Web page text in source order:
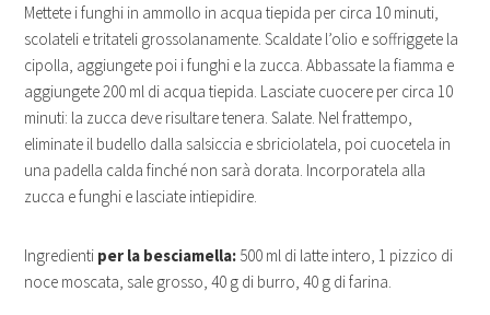
Mettete i funghi in ammollo in acqua tiepida per circa 10 minuti,
scolateli e tritateli grossolanamente. Scaldate l’olio e soffriggete la
cipolla, aggiungete poi i funghi e la zucca. Abbassate la fiamma e
aggiungete 200 ml di acqua tiepida. Lasciate cuocere per circa 10
minuti: la zucca deve risultare tenera. Salate. Nel frattempo,
eliminate il budello dalla salsiccia e sbriciolatela, poi cuocetela in
una padella calda finché non sarà dorata. Incorporatela alla
zucca e funghi e lasciate intiepidire.
Ingredienti per la besciamella: 500 ml di latte intero, 1 pizzico di
noce moscata, sale grosso, 40 g di burro, 40 g di farina.